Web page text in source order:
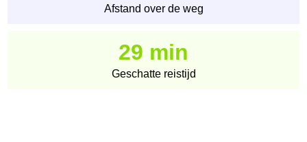
Afstand over de weg
29 min
Geschatte reistijd